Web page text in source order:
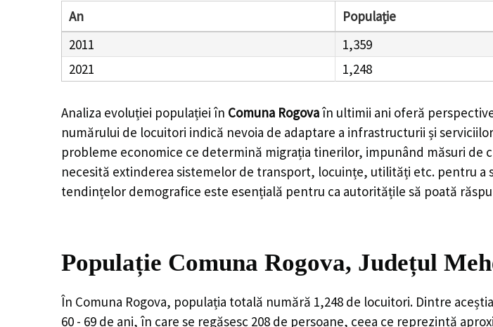
An Populație
2011
1,359
2021
1,248
Analiza evoluției populației în Comuna Rogovaîn ultimii ani oferă
numărului de locuitori indică nevoia de adaptare a infrastructurii și
probleme economice ce determină migrația tinerilor, impunând măsuri de
necesită extinderea sistemelor de transport, locuințe, utilități etc. pentru
tendințelor demografice este esențială pentru ca autoritățile să poată
Populație Comuna Rogova, Județul
În Comuna Rogova, populația totală numără 1,248 de locuitori. Dintre
60 - 69 de ani, în care se regăsesc 208 de persoane, ceea ce reprezintă